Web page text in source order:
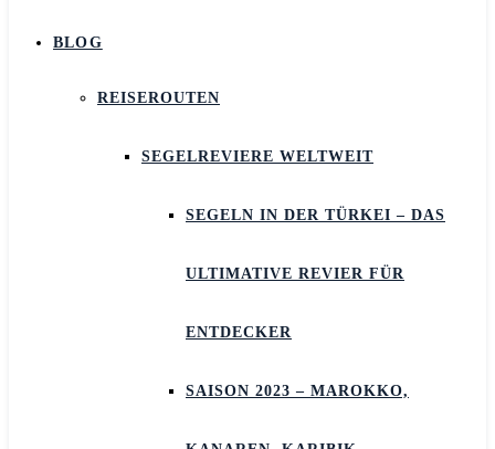
BLOG
REISEROUTEN
SEGELREVIERE WELTWEIT
SEGELN IN DER TÜRKEI – DAS
ULTIMATIVE REVIER FÜR
ENTDECKER
SAISON 2023 – MAROKKO,